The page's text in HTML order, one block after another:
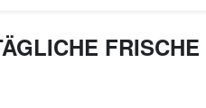
FRISCHE